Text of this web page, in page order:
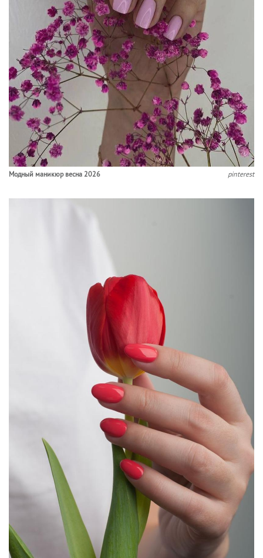
Модный маникюр весна 2026 pinterest